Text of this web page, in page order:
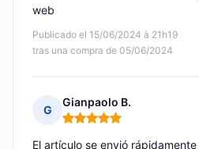
Publicado el 15/06/2024 à 21h19
tras una compra de 05/06/2024
web
G
Gianpaolo B.
Nota: 5 de 5
El artículo se envió